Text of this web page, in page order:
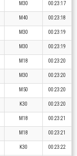
M30 00:23:17
M40 00:23:18
M30 00:23:19
M30 00:23:19
M18 00:23:20
M30 00:23:20
M50 00:23:20
K30 00:23:20
M18 00:23:21
M18 00:23:21
K30 00:23:22